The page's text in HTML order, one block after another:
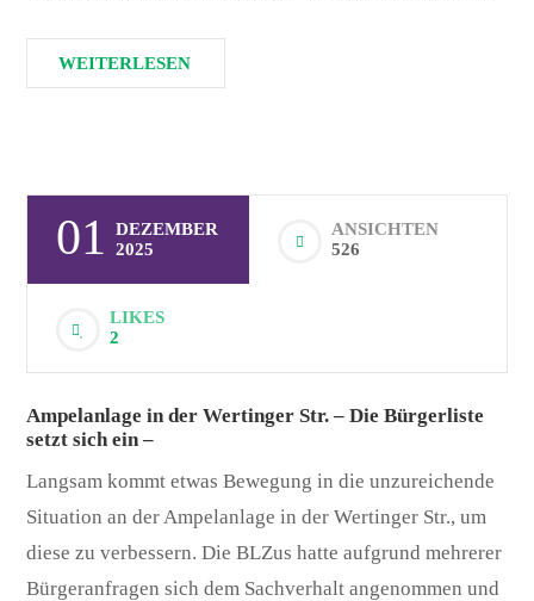
WEITERLESEN
01
DEZEMBER
2025
ANSICHTEN
526
LIKES
2
Ampelanlage in der Wertinger Str. – Die Bürgerliste
setzt sich ein –
Langsam kommt etwas Bewegung in die unzureichende
Situation an der Ampelanlage in der Wertinger Str., um
diese zu verbessern. Die BLZus hatte aufgrund mehrerer
Bürgeranfragen sich dem Sachverhalt angenommen und